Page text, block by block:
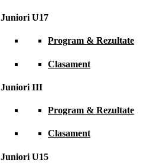
Juniori U17
Program & Rezultate
Clasament
Juniori III
Program & Rezultate
Clasament
Juniori U15